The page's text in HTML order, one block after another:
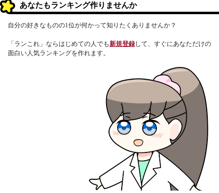
あなたもランキング作りませんか
自分の好きなものの1位が何かって知りたくありませんか？
「ランこれ」ならはじめての人でも新規登録して、すぐにあなただけの
面白い人気ランキングを作れます。